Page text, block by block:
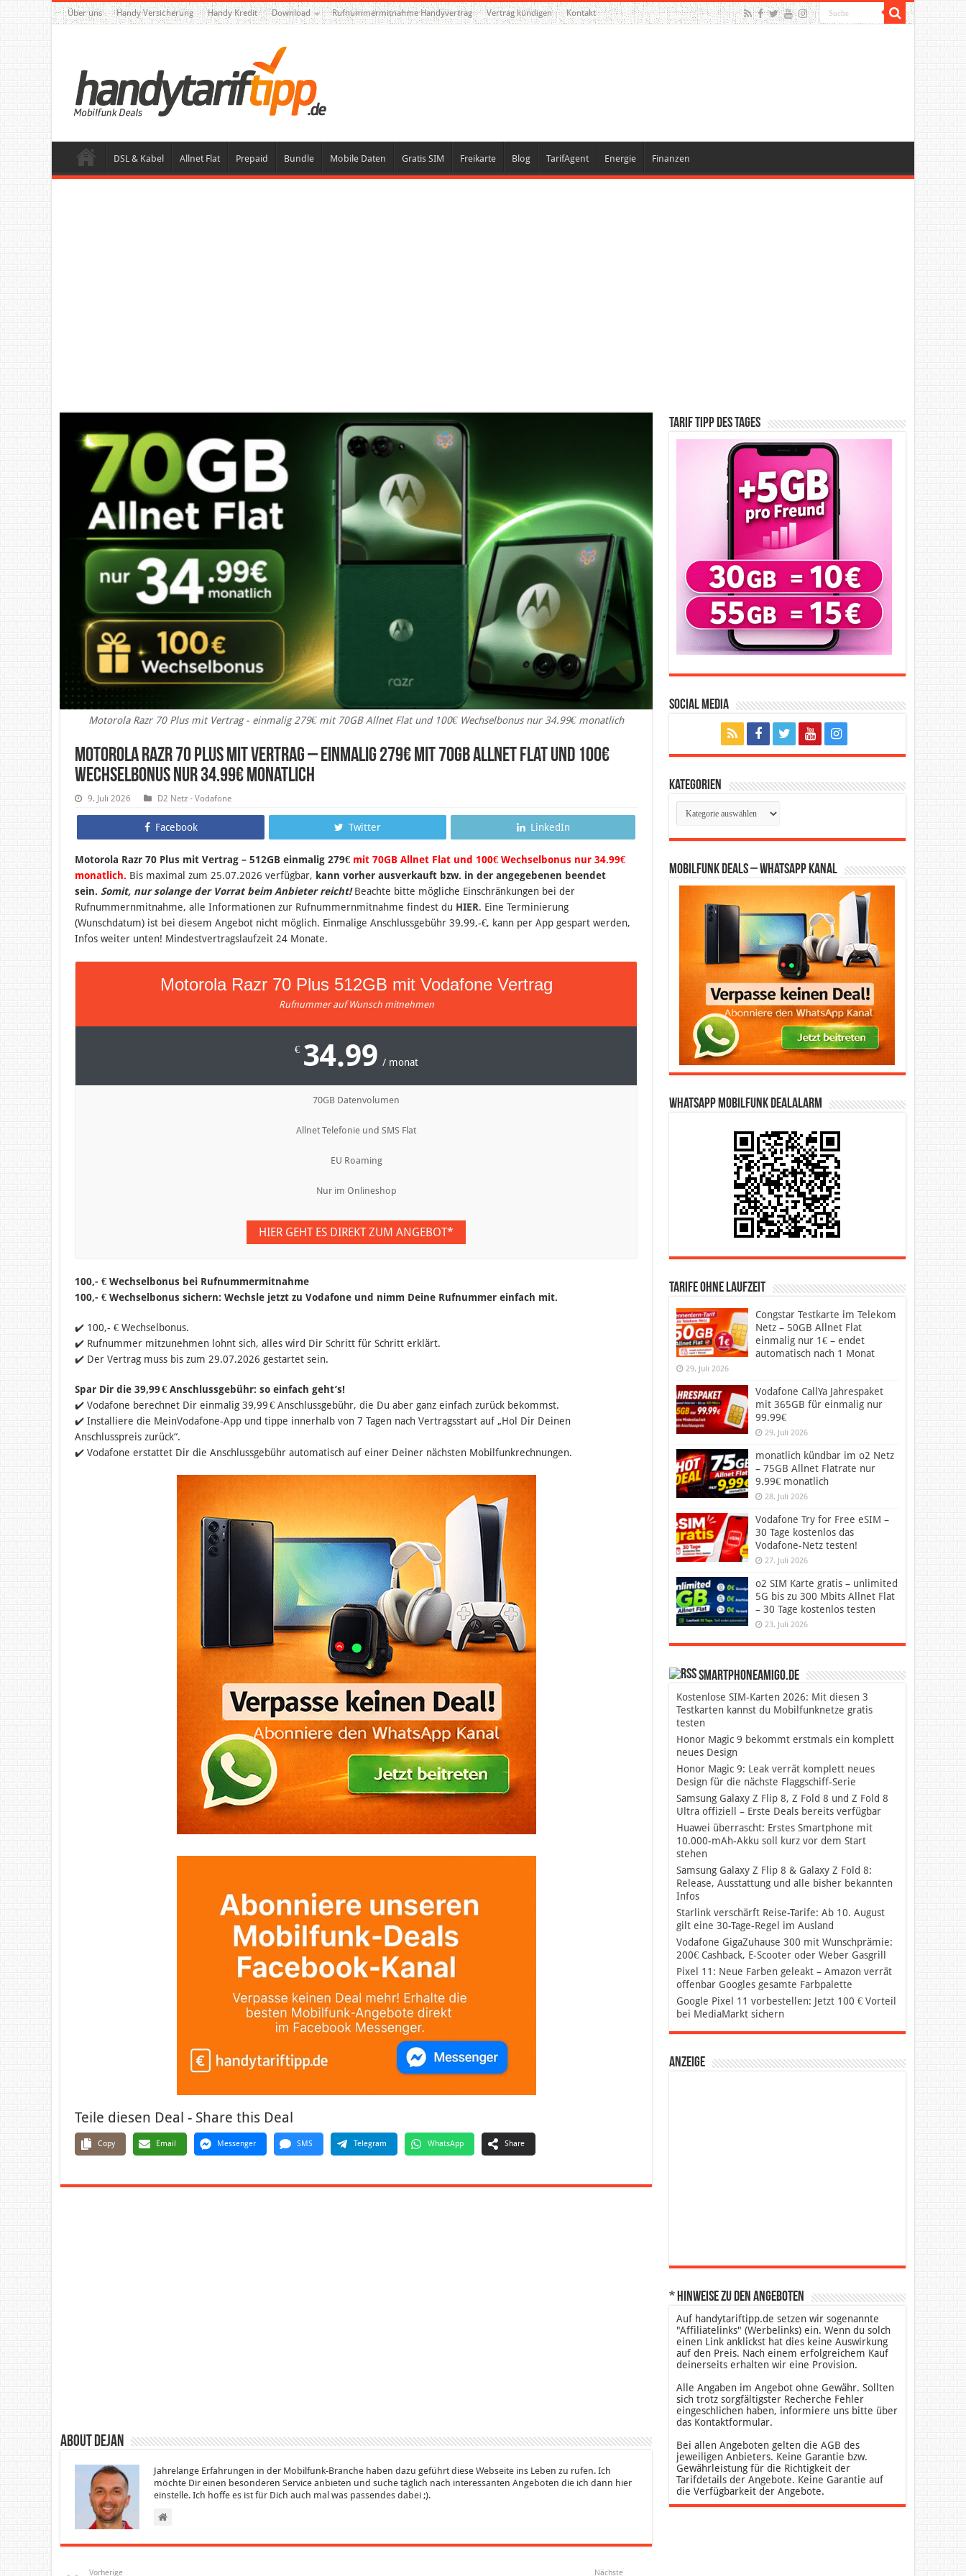
Über uns Handy Versicherung Handy Kredit Download Rufnummermitnahme Handyvertrag Vertrag kündigen Kontakt
DSL & Kabel Allnet Flat Prepaid Bundle Mobile Daten Gratis SIM Freikarte Blog TarifAgent Energie Finanzen
Motorola Razr 70 Plus mit Vertrag - einmalig 279€ mit 70GB Allnet Flat und 100€ Wechselbonus nur 34.99€ monatlich
Motorola Razr 70 Plus mit Vertrag – einmalig 279€ mit 70GB Allnet Flat und 100€
Wechselbonus nur 34.99€ monatlich
9. Juli 2026 D2 Netz - Vodafone
Facebook Twitter LinkedIn
Motorola Razr 70 Plus mit Vertrag – 512GB einmalig 279€ mit 70GB Allnet Flat und 100€ Wechselbonus nur 34.99€
monatlich. Bis maximal zum 25.07.2026 verfügbar, kann vorher ausverkauft bzw. in der angegebenen beendet
sein. Somit, nur solange der Vorrat beim Anbieter reicht!Beachte bitte mögliche Einschränkungen bei der
Rufnummernmitnahme, alle Informationen zur Rufnummernmitnahme findest du HIER. Eine Terminierung
(Wunschdatum) ist bei diesem Angebot nicht möglich. Einmalige Anschlussgebühr 39.99,-€, kann per App gespart werden,
Infos weiter unten! Mindestvertragslaufzeit 24 Monate.
Motorola Razr 70 Plus 512GB mit Vodafone Vertrag
Rufnummer auf Wunsch mitnehmen
€ 34.99 / monat
70GB Datenvolumen
Allnet Telefonie und SMS Flat
EU Roaming
Nur im Onlineshop
HIER GEHT ES DIREKT ZUM ANGEBOT*
100,- € Wechselbonus bei Rufnummermitnahme
100,- € Wechselbonus sichern: Wechsle jetzt zu Vodafone und nimm Deine Rufnummer einfach mit.
✔️ 100,- € Wechselbonus.
✔️ Rufnummer mitzunehmen lohnt sich, alles wird Dir Schritt für Schritt erklärt.
✔️ Der Vertrag muss bis zum 29.07.2026 gestartet sein.
Spar Dir die 39,99 € Anschlussgebühr: so einfach geht’s!
✔️ Vodafone berechnet Dir einmalig 39,99 € Anschlussgebühr, die Du aber ganz einfach zurück bekommst.
✔️ Installiere die MeinVodafone-App und tippe innerhalb von 7 Tagen nach Vertragsstart auf „Hol Dir Deinen
Anschlusspreis zurück“.
✔️ Vodafone erstattet Dir die Anschlussgebühr automatisch auf einer Deiner nächsten Mobilfunkrechnungen.
Teile diesen Deal - Share this Deal
Copy Email Messenger SMS Telegram WhatsApp Share
About Dejan
Jahrelange Erfahrungen in der Mobilfunk-Branche haben dazu geführt diese Webseite ins Leben zu rufen. Ich
möchte Dir einen besonderen Service anbieten und suche täglich nach interessanten Angeboten die ich dann hier
einstelle. Ich hoffe es ist für Dich auch mal was passendes dabei ;).
Vorherige Nächste
Tarif Tipp des Tages
Social Media
Kategorien
Kategorien
Mobilfunk Deals – WhatsApp Kanal
WhatsApp Mobilfunk DealAlarm
Tarife ohne Laufzeit
Congstar Testkarte im Telekom
Netz – 50GB Allnet Flat
einmalig nur 1€ – endet
automatisch nach 1 Monat
29. Juli 2026
Vodafone CallYa Jahrespaket
mit 365GB für einmalig nur
99.99€
29. Juli 2026
monatlich kündbar im o2 Netz
– 75GB Allnet Flatrate nur
9.99€ monatlich
28. Juli 2026
Vodafone Try for Free eSIM –
30 Tage kostenlos das
Vodafone-Netz testen!
27. Juli 2026
o2 SIM Karte gratis – unlimited
5G bis zu 300 Mbits Allnet Flat
– 30 Tage kostenlos testen
23. Juli 2026
SmartphoneAmigo.de
Kostenlose SIM-Karten 2026: Mit diesen 3
Testkarten kannst du Mobilfunknetze gratis
testen
Honor Magic 9 bekommt erstmals ein komplett
neues Design
Honor Magic 9: Leak verrät komplett neues
Design für die nächste Flaggschiff-Serie
Samsung Galaxy Z Flip 8, Z Fold 8 und Z Fold 8
Ultra offiziell – Erste Deals bereits verfügbar
Huawei überrascht: Erstes Smartphone mit
10.000-mAh-Akku soll kurz vor dem Start
stehen
Samsung Galaxy Z Flip 8 & Galaxy Z Fold 8:
Release, Ausstattung und alle bisher bekannten
Infos
Starlink verschärft Reise-Tarife: Ab 10. August
gilt eine 30-Tage-Regel im Ausland
Vodafone GigaZuhause 300 mit Wunschprämie:
200€ Cashback, E-Scooter oder Weber Gasgrill
Pixel 11: Neue Farben geleakt – Amazon verrät
offenbar Googles gesamte Farbpalette
Google Pixel 11 vorbestellen: Jetzt 100 € Vorteil
bei MediaMarkt sichern
Anzeige
* Hinweise zu den Angeboten
Auf handytariftipp.de setzen wir sogenannte
"Affiliatelinks" (Werbelinks) ein. Wenn du solch
einen Link anklickst hat dies keine Auswirkung
auf den Preis. Nach einem erfolgreichem Kauf
deinerseits erhalten wir eine Provision.
Alle Angaben im Angebot ohne Gewähr. Sollten
sich trotz sorgfältigster Recherche Fehler
eingeschlichen haben, informiere uns bitte über
das Kontaktformular.
Bei allen Angeboten gelten die AGB des
jeweiligen Anbieters. Keine Garantie bzw.
Gewährleistung für die Richtigkeit der
Tarifdetails der Angebote. Keine Garantie auf
die Verfügbarkeit der Angebote.